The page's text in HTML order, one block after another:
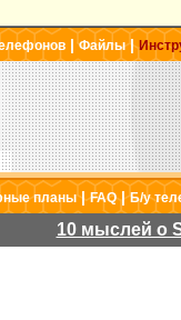
|Файлы|
планы|FAQ|Б/у
10 мыслей о